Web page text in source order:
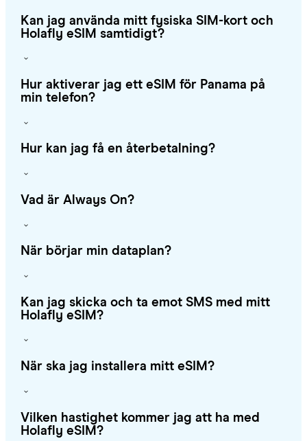
Kan jag använda mitt fysiska SIM-kort och
Holafly eSIM samtidigt?
Hur aktiverar jag ett eSIM för Panama på
min telefon?
Hur kan jag få en återbetalning?
Vad är Always On?
När börjar min dataplan?
Kan jag skicka och ta emot SMS med mitt
Holafly eSIM?
När ska jag installera mitt eSIM?
Vilken hastighet kommer jag att ha med
Holafly eSIM?